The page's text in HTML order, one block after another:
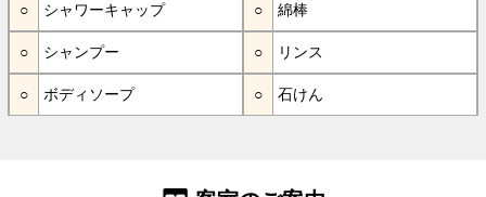
シャワーキャップ 綿棒
シャンプー リンス
ボディソープ 石けん